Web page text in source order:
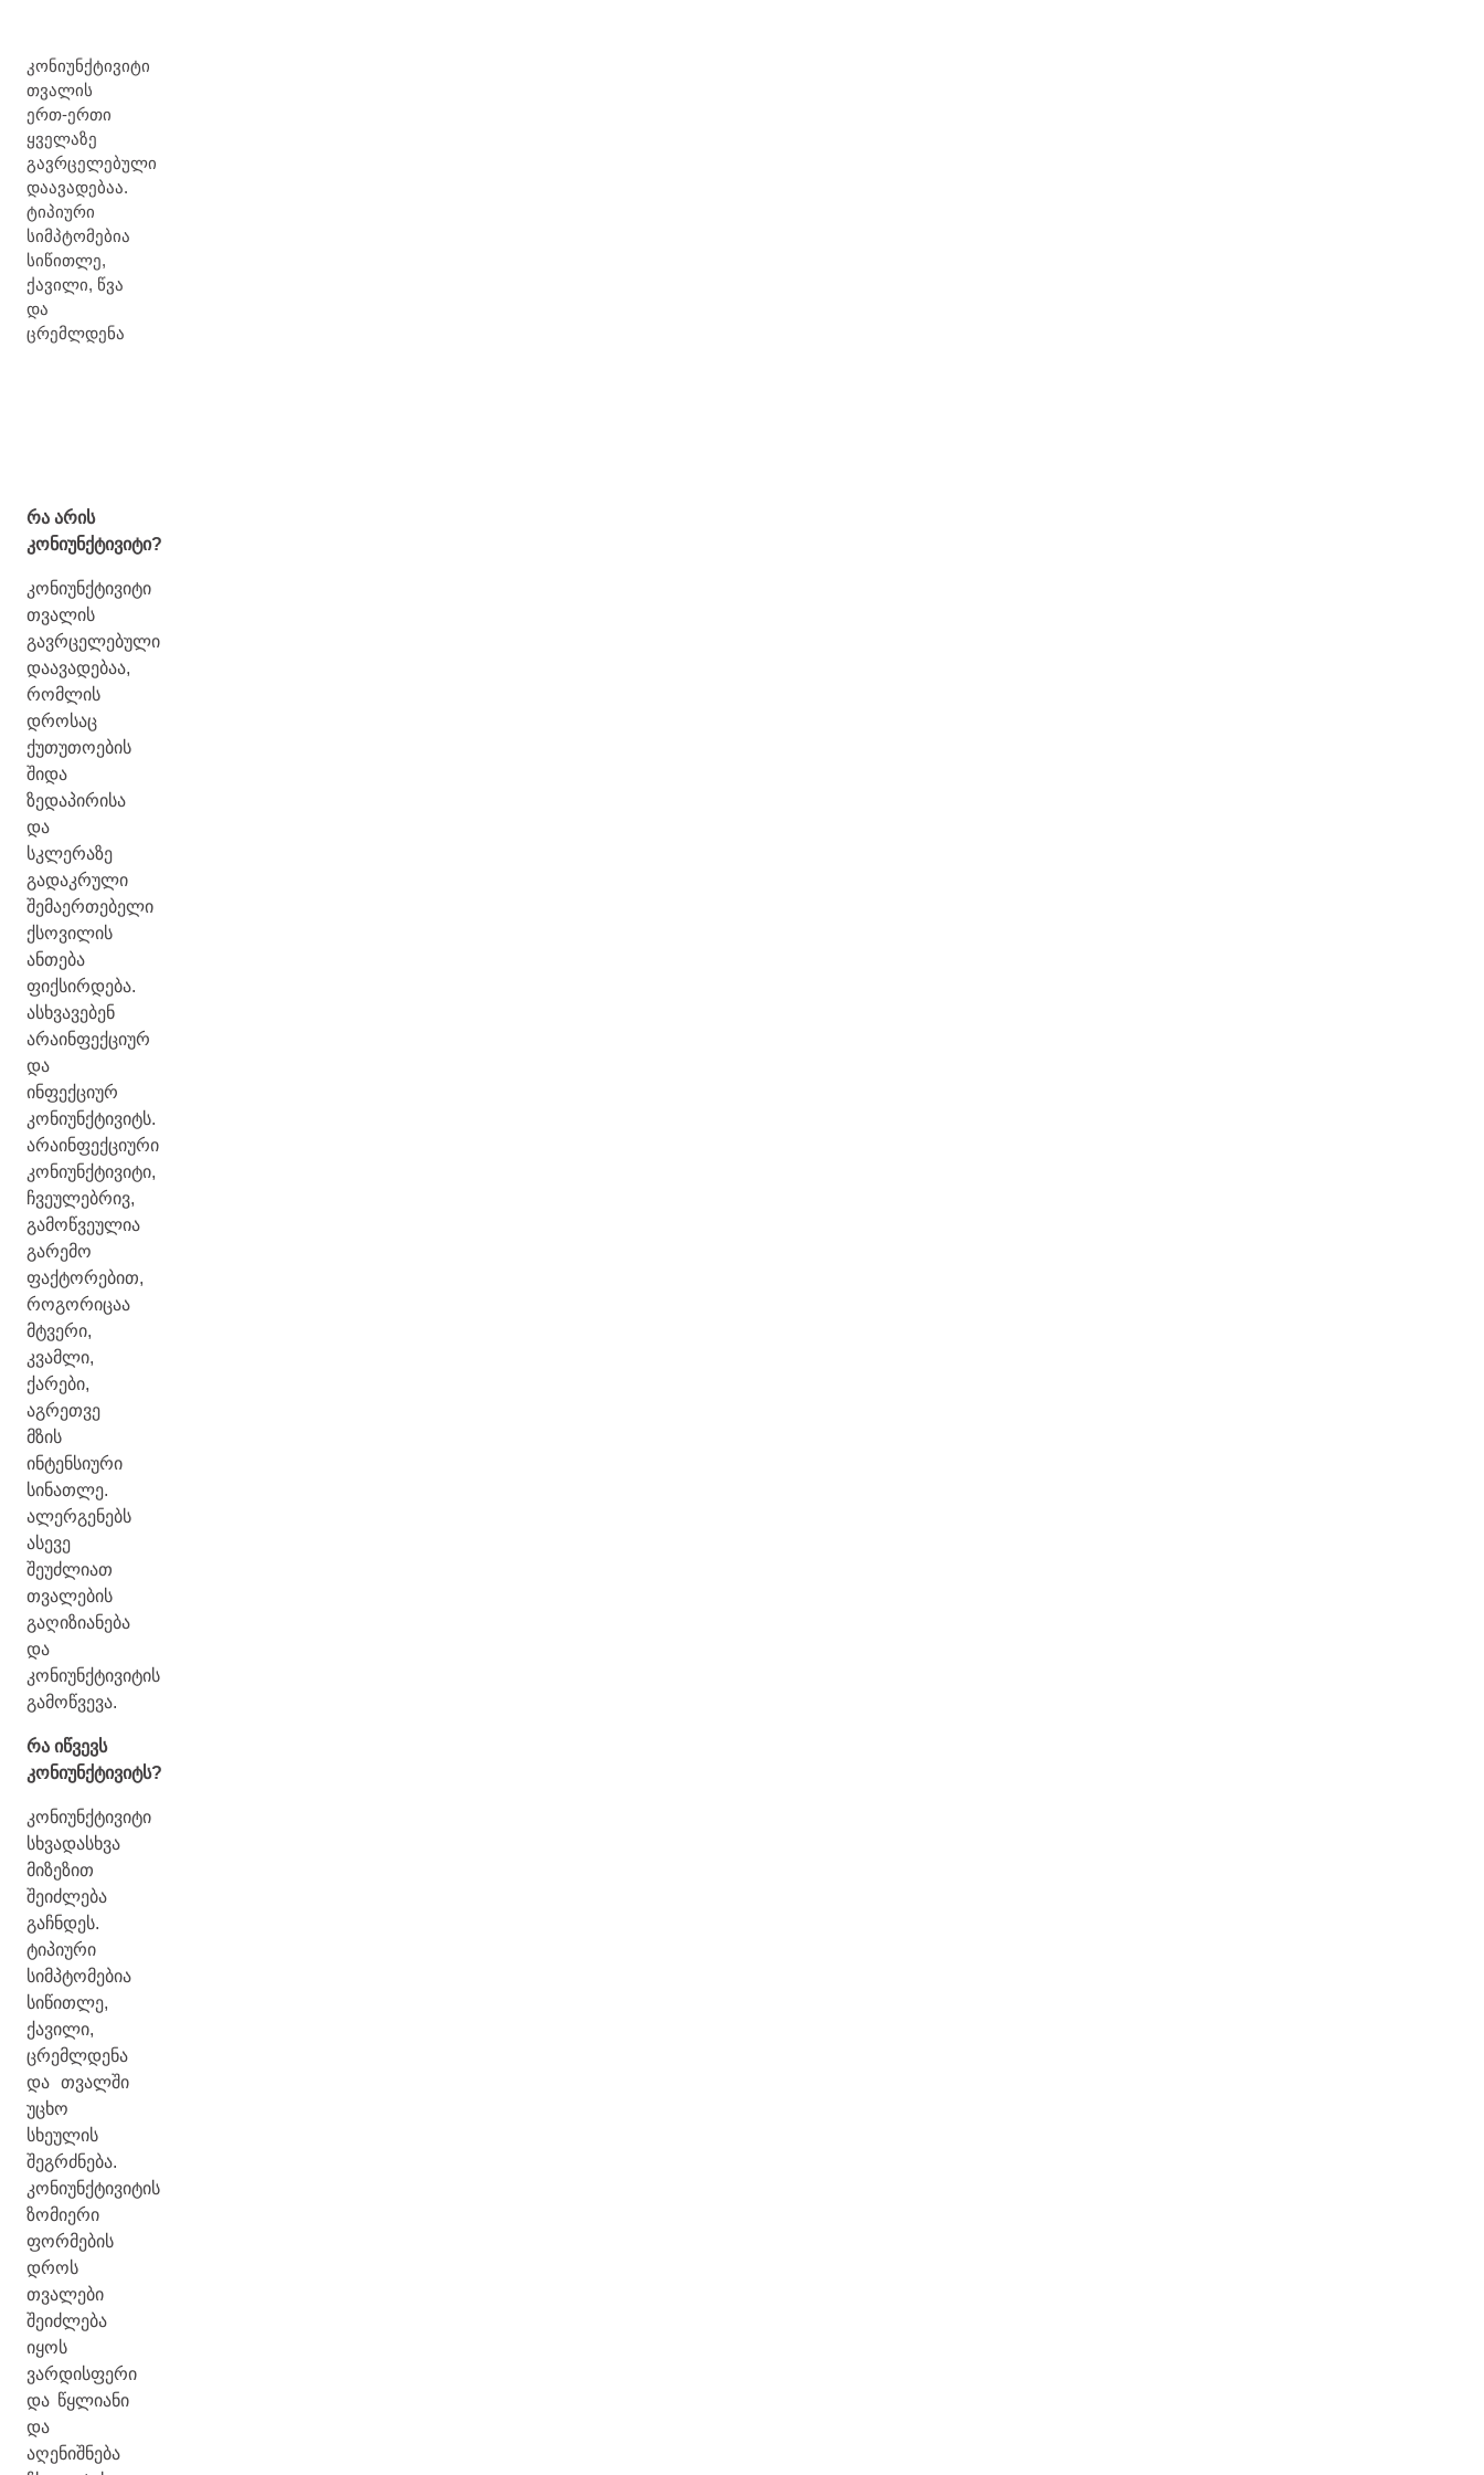
კონიუნქტივიტი
თვალის
ერთ-ერთი
ყველაზე
გავრცელებული
დაავადებაა.
ტიპიური
სიმპტომებია
სიწითლე,
ქავილი, წვა
და
ცრემლდენა
რა არის
კონიუნქტივიტი?
კონიუნქტივიტი
თვალის
გავრცელებული
დაავადებაა,
რომლის
დროსაც
ქუთუთოების
შიდა
ზედაპირისა
და
სკლერაზე
გადაკრული
შემაერთებელი
ქსოვილის
ანთება
ფიქსირდება.
ასხვავებენ
არაინფექციურ
და
ინფექციურ
კონიუნქტივიტს.
არაინფექციური
კონიუნქტივიტი,
ჩვეულებრივ,
გამოწვეულია
გარემო
ფაქტორებით,
როგორიცაა
მტვერი,
კვამლი,
ქარები,
აგრეთვე
მზის
ინტენსიური
სინათლე.
ალერგენებს
ასევე
შეუძლიათ
თვალების
გაღიზიანება
და
კონიუნქტივიტის
გამოწვევა.
რა იწვევს
კონიუნქტივიტს?
კონიუნქტივიტი
სხვადასხვა
მიზეზით
შეიძლება
გაჩნდეს.
ტიპიური
სიმპტომებია
სიწითლე,
ქავილი,
ცრემლდენა
და თვალში
უცხო
სხეულის
შეგრძნება.
კონიუნქტივიტის
ზომიერი
ფორმების
დროს
თვალები
შეიძლება
იყოს
ვარდისფერი
და წყლიანი
და
აღენიშნება